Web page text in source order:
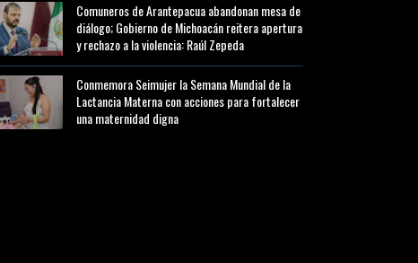
Comuneros de Arantepacua abandonan mesa de
diálogo; Gobierno de Michoacán reitera apertura
y rechazo a la violencia: Raúl Zepeda
Conmemora Seimujer la Semana Mundial de la
Lactancia Materna con acciones para fortalecer
una maternidad digna